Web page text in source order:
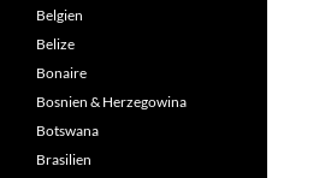
Belgien
Belize
Bonaire
Bosnien & Herzegowina
Botswana
Brasilien